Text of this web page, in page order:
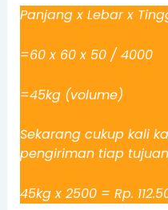
Panjang x Lebar x
=60 x 60 x 50 / 4000
=45kg (volume)
Sekarang cukup kali
pengiriman tiap
45kg x 2500 = Rp.